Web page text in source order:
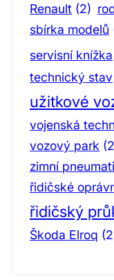
Renault (2)
sbírka modelů
servisní knížka
technický stav
užitkové
vojenská
vozový park
zimní
řidičské
řidičský
Škoda Elroq